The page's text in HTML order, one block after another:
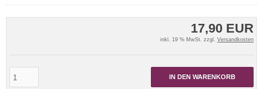
17,90 EUR
inkl. 19 % MwSt. zzgl. Versandkosten
IN DEN WARENKORB